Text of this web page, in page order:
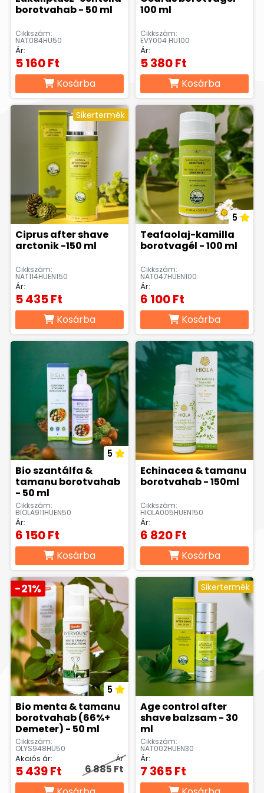
borotvahab - 50 ml
Cikkszám:
NAT084HU50
Ár:
5 160 Ft
Kosárba
100 ml
Cikkszám:
EVY004 HU100
Ár:
5 380 Ft
Kosárba
Sikertermék
Ciprus after shave
arctonik -150 ml
Cikkszám:
NAT114HUEN150
Ár:
5 435 Ft
Kosárba
5
Teafaolaj-kamilla
borotvagél - 100 ml
Cikkszám:
NAT047HUEN100
Ár:
6 100 Ft
Kosárba
5
Bio szantálfa &
tamanu borotvahab
- 50 ml
Cikkszám:
BIOLA911HUEN50
Ár:
6 150 Ft
Kosárba
Echinacea & tamanu
borotvahab - 150ml
Cikkszám:
HIOLA005HUEN150
Ár:
6 820 Ft
Kosárba
-21%
5
Bio menta & tamanu
borotvahab (66%+
Demeter) - 50 ml
Cikkszám:
OLYS948HU50
Akciós ár:
5 439 Ft
Ár
6 885 Ft
Sikertermék
Age control after
shave balzsam - 30
ml
Cikkszám:
NAT002HUEN30
Ár:
7 365 Ft